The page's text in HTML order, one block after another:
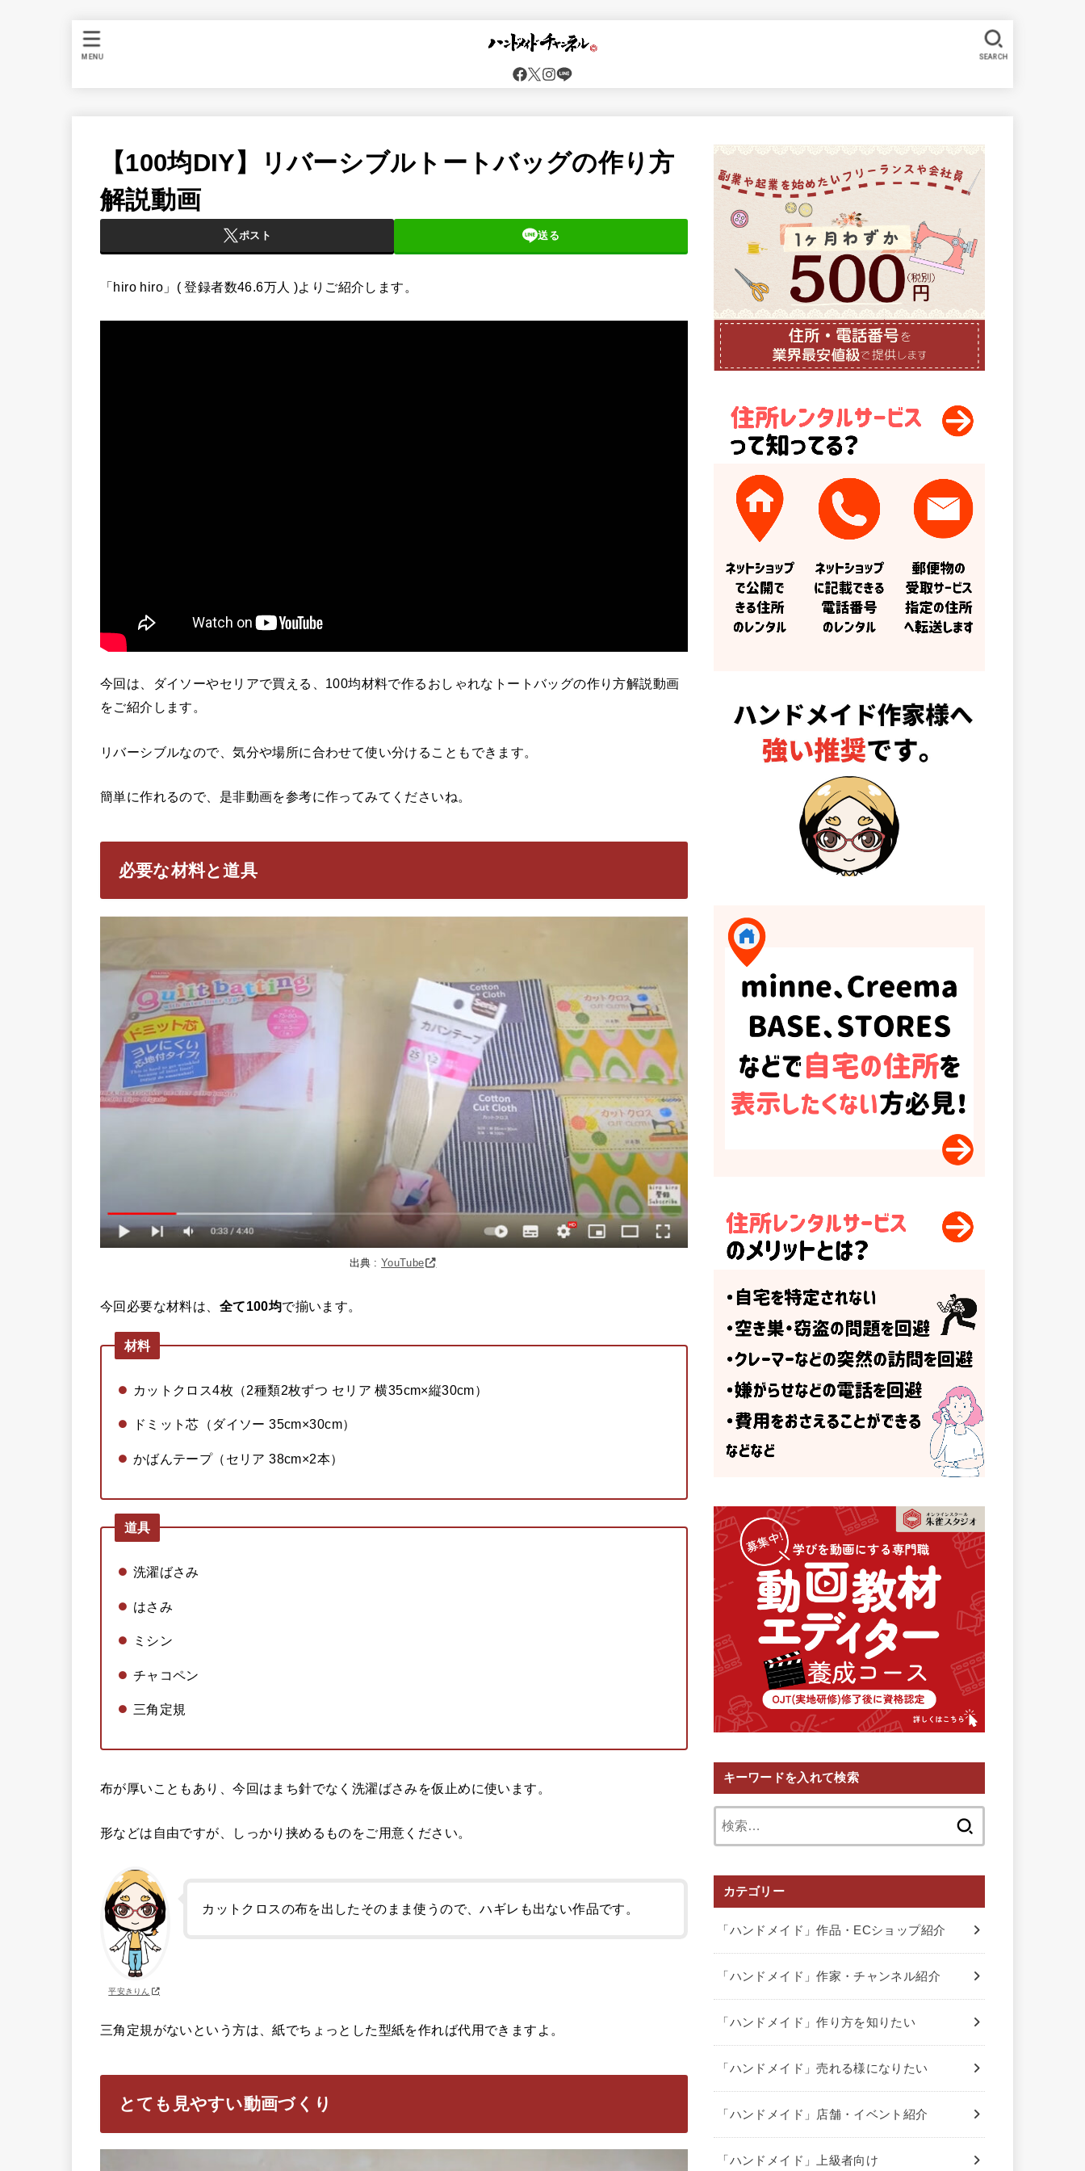
SEARCH
MENU
【100均DIY】リバーシブルトートバッグの作り方
解説動画
ポスト 送る
「hiro hiro」( 登録者数46.6万人 )よりご紹介します。
今回は、ダイソーやセリアで買える、100均材料で作るおしゃれなトートバッグの作り方解説動画
をご紹介します。
リバーシブルなので、気分や場所に合わせて使い分けることもできます。
簡単に作れるので、是非動画を参考に作ってみてくださいね。
必要な材料と道具
出典 :YouTube
今回必要な材料は、 全て100均で揃います。
材料
カットクロス4枚（2種類2枚ずつ セリア 横35cm×縦30cm）
ドミット芯（ダイソー 35cm×30cm）
かばんテープ（セリア 38cm×2本）
道具
洗濯ばさみ
はさみ
ミシン
チャコペン
三角定規
布が厚いこともあり、今回はまち針でなく洗濯ばさみを仮止めに使います。
形などは自由ですが、しっかり挟めるものをご用意ください。
平安きりん
カットクロスの布を出したそのまま使うので、ハギレも出ない作品です。
三角定規がないという方は、紙でちょっとした型紙を作れば代用できますよ。
とても見やすい動画づくり
キーワードを入れて検索
カテゴリー
「ハンドメイド」作品・ECショップ紹介
「ハンドメイド」作家・チャンネル紹介
「ハンドメイド」作り方を知りたい
「ハンドメイド」売れる様になりたい
「ハンドメイド」店舗・イベント紹介
「ハンドメイド」上級者向け